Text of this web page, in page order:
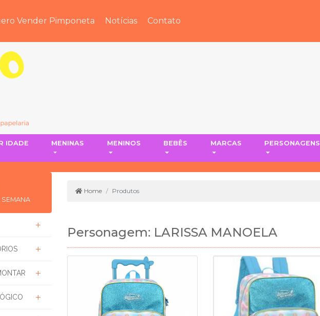
Vender Pimponeta Notícias Contato
IDADE MENINAS MENINOS BEBÊS MARCAS PERSONAGENS
Home Produtos
Personagem: LARISSA MANOELA